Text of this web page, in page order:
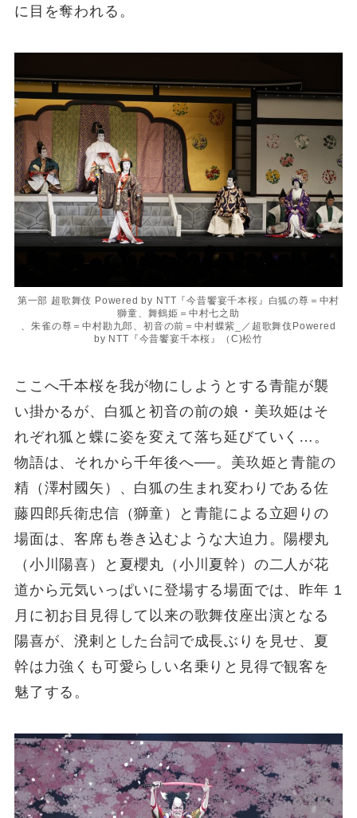
に目を奪われる。
第一部 超歌舞伎 Powered by NTT『今昔饗宴千本桜』白狐の尊＝中村
獅童、舞鶴姫＝中村七之助
、朱雀の尊＝中村勘九郎、初音の前＝中村蝶紫_／超歌舞伎Powered
by NTT『今昔饗宴千本桜』（C)松竹
ここへ千本桜を我が物にしようとする青龍が襲
い掛かるが、白狐と初音の前の娘・美玖姫はそ
れぞれ狐と蝶に姿を変えて落ち延びていく…。
物語は、それから千年後へ──。美玖姫と青龍の
精（澤村國矢）、白狐の生まれ変わりである佐
藤四郎兵衛忠信（獅童）と青龍による立廻りの
場面は、客席も巻き込むような大迫力。陽櫻丸
（小川陽喜）と夏櫻丸（小川夏幹）の二人が花
道から元気いっぱいに登場する場面では、昨年 1
月に初お目見得して以来の歌舞伎座出演となる
陽喜が、溌剌とした台詞で成長ぶりを見せ、夏
幹は力強くも可愛らしい名乗りと見得で観客を
魅了する。